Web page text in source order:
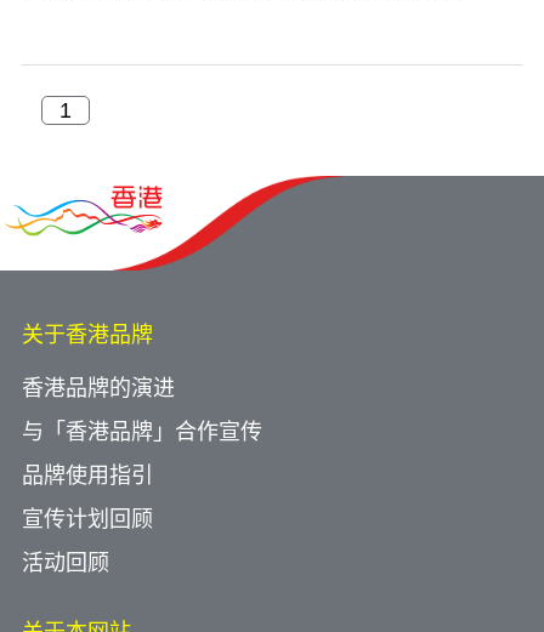
关于香港品牌
香港品牌的演进
与「香港品牌」合作宣传
品牌使用指引
宣传计划回顾
活动回顾